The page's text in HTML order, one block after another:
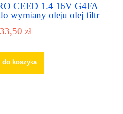
CEED 1.4 16V G4FA
wymiany oleju olej filtr
zł
do koszyka